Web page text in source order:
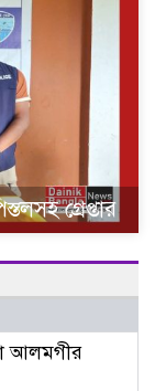
গ্রেপ্তার
আলমগীর